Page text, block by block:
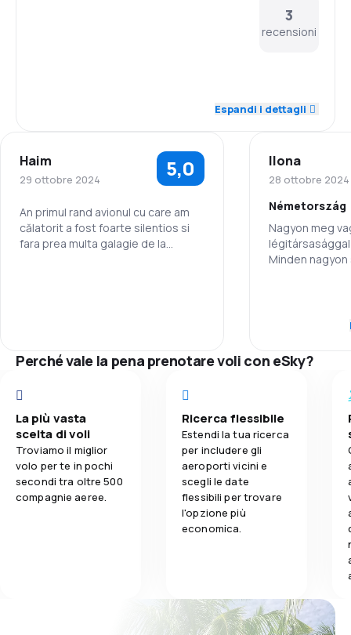
3
recensioni
Rete di rotte 5,0
Prezzi dei biglietti 5,0
Comfort di viaggio 5,0
Espandi i dettagli
Haim
29 ottobre 2024 5,0
An primul rand avionul cu care am
călatorit a fost foarte silentios si
fara prea multa galagie de la
Ilona
28 ottobre 2024
Németország
Nagyon meg
Minden
Rete di rotte
Comfort di
Trasporto
Perché vale la pena prenotare voli con eSky?
La più vasta
scelta di voli
Troviamo il miglior
volo per te in pochi
secondi tra oltre 500
compagnie aeree.
Ricerca flessibile
Estendi la tua ricerca
per includere gli
aeroporti vicini e
scegli le date
flessibili per trovare
l'opzione più
economica.